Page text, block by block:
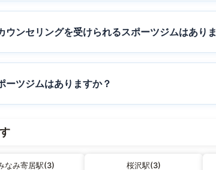
ウンセリングを受けられるスポーツジムはあり
ーツジムはありますか？
なみ寄居駅(3) 桜沢駅(3)